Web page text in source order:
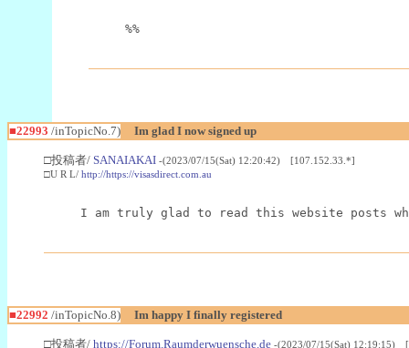
%%
■22993 /inTopicNo.7) Im glad I now signed up
□投稿者/ SANAIAKAI -(2023/07/15(Sat) 12:20:42) [107.152.33.*]
□U R L/ http://https://visasdirect.com.au
I am truly glad to read this website posts
■22992 /inTopicNo.8) Im happy I finally registered
□投稿者/ https://Forum.Raumderwuensche.de -(2023/07/15(Sat) 12:19:15)